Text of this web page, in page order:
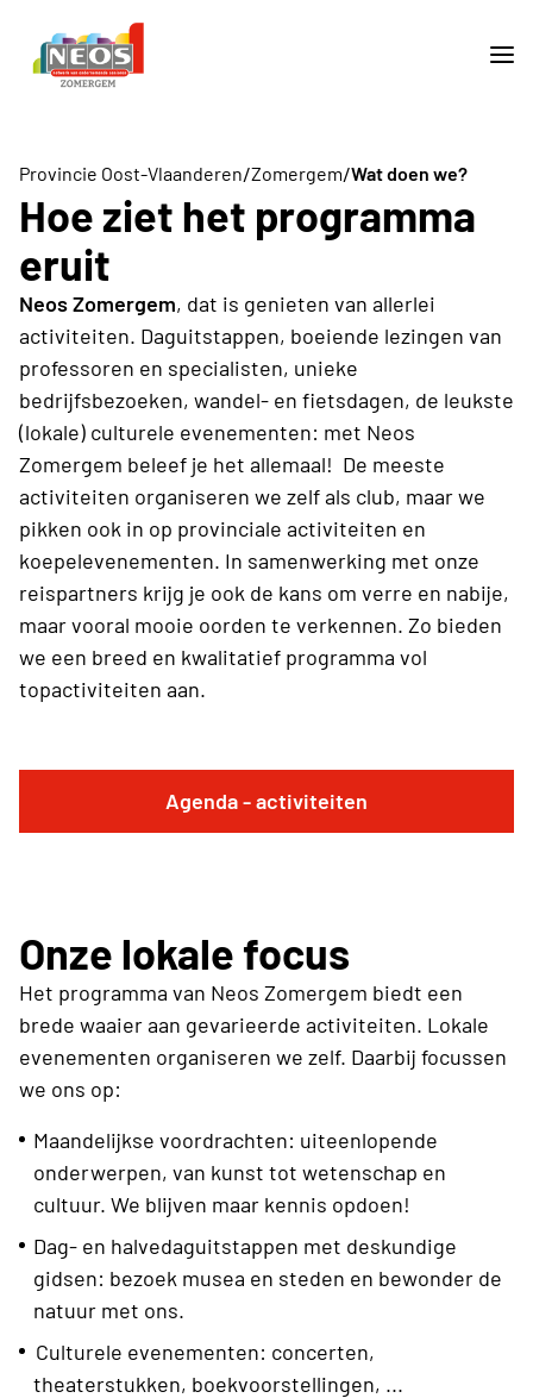
Provincie Oost-Vlaanderen/Zomergem/Wat doen we?
Hoe ziet het programma
eruit
Neos Zomergem, dat is genieten van allerlei
activiteiten. Daguitstappen, boeiende lezingen van
professoren en specialisten, unieke
bedrijfsbezoeken, wandel- en fietsdagen, de leukste
(lokale) culturele evenementen: met Neos
Zomergem beleef je het allemaal! De meeste
activiteiten organiseren we zelf als club, maar we
pikken ook in op provinciale activiteiten en
koepelevenementen. In samenwerking met onze
reispartners krijg je ook de kans om verre en nabije,
maar vooral mooie oorden te verkennen. Zo bieden
we een breed en kwalitatief programma vol
topactiviteiten aan.
Agenda - activiteiten
Onze lokale focus
Het programma van Neos Zomergem biedt een
brede waaier aan gevarieerde activiteiten. Lokale
evenementen organiseren we zelf. Daarbij focussen
we ons op:
Maandelijkse voordrachten: uiteenlopende
onderwerpen, van kunst tot wetenschap en
cultuur. We blijven maar kennis opdoen!
Dag- en halvedaguitstappen met deskundige
gidsen: bezoek musea en steden en bewonder de
natuur met ons.
Culturele evenementen: concerten,
theaterstukken, boekvoorstellingen, ...